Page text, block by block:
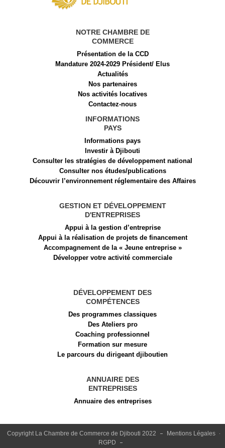
NOTRE CHAMBRE DE
COMMERCE
Présentation de la CCD
Mandature 2024-2029 Président/ Elus
Actualités
Nos partenaires
Nos activités locatives
Contactez-nous
INFORMATIONS
PAYS
Informations pays
Investir à Djibouti
Consulter les stratégies de développement national
Consulter nos études/publications
Découvrir l’environnement réglementaire des Affaires
GESTION ET DÉVELOPPEMENT
D'ENTREPRISES
Appui à la gestion d’entreprise
Appui à la réalisation de projets de financement​
Accompagnement de la « Jeune entreprise »
Développer votre activité commerciale
DÉVELOPPEMENT DES
COMPÉTENCES
Des programmes classiques
Des Ateliers pro
Coaching professionnel
Formation sur mesure
Le parcours du dirigeant djiboutien
ANNUAIRE DES
ENTREPRISES
Annuaire des entreprises
Copyright La Chambre de Commerce de Djibouti 2022
Mentions Légales
RGPD